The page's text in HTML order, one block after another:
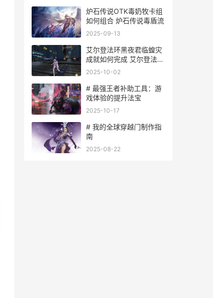
炉石传说OTK毒奶牧卡组
如何组合 炉石传说毒盾流
2025-09-13
艾尔登法环黑夜君临蝗灾
成就如何完成 艾尔登法环
黑夜君临好玩吗
2025-10-02
# 最强王者补助工具：游
戏体验的提升法宝
2025-10-17
# 我的全球穿越门制作指
南
2025-08-22